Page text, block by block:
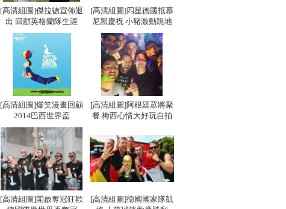
[高清組圖]傑拉德宣佈退
出 回顧英格蘭隊生涯
[高清組圖]四星德國抵慕
尼黑慶祝 小豬激動跪地
[高清組圖]爆笑漫畫回顧
2014巴西世界盃
[高清組圖]阿根廷眾將聚
餐 梅西心情大好玩自拍
[高清組圖]開啟奪冠狂歡
[高清組圖]德國國家隊凱